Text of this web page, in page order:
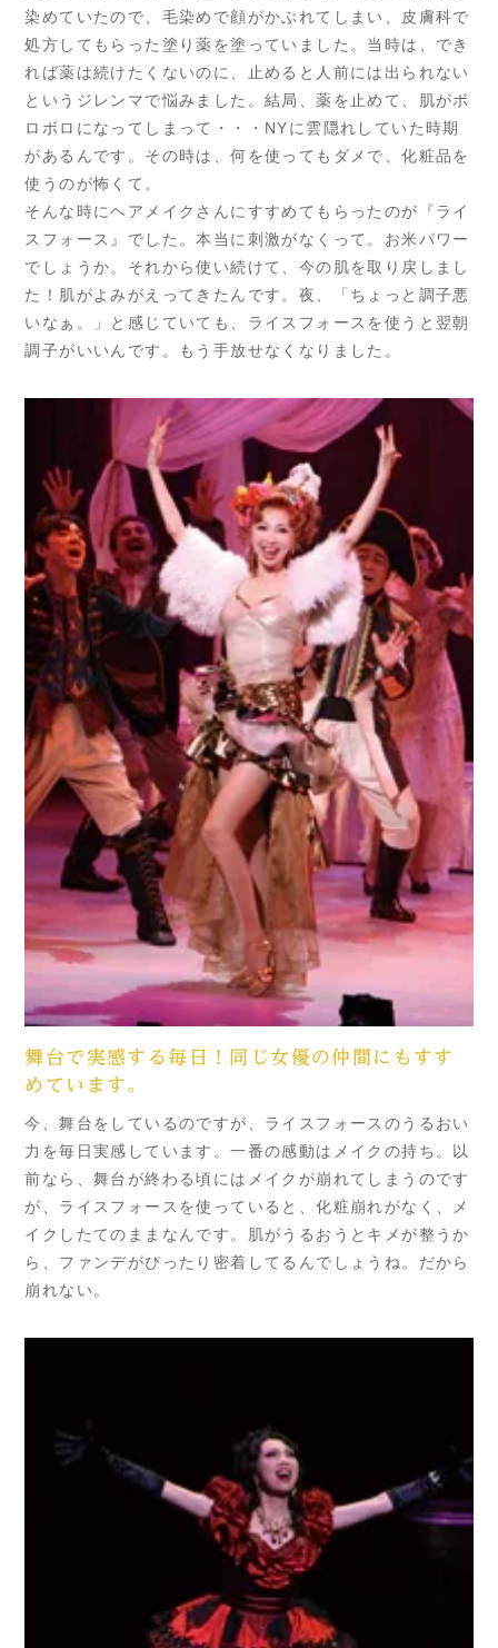
染めていたので、毛染めで顔がかぶれてしまい、皮膚科で
処方してもらった塗り薬を塗っていました。当時は、でき
れば薬は続けたくないのに、止めると人前には出られない
というジレンマで悩みました。結局、薬を止めて、肌がボ
ロボロになってしまって・・・NYに雲隠れしていた時期
があるんです。その時は、何を使ってもダメで、化粧品を
使うのが怖くて。
そんな時にヘアメイクさんにすすめてもらったのが『ライ
スフォース』でした。本当に刺激がなくって。お米パワー
でしょうか。それから使い続けて、今の肌を取り戻しまし
た！肌がよみがえってきたんです。夜、「ちょっと調子悪
いなぁ。」と感じていても、ライスフォースを使うと翌朝
調子がいいんです。もう手放せなくなりました。
舞台で実感する毎日！同じ女優の仲間にもすす
めています。
今、舞台をしているのですが、ライスフォースのうるおい
力を毎日実感しています。一番の感動はメイクの持ち。以
前なら、舞台が終わる頃にはメイクが崩れてしまうのです
が、ライスフォースを使っていると、化粧崩れがなく、メ
イクしたてのままなんです。肌がうるおうとキメが整うか
ら、ファンデがぴったり密着してるんでしょうね。だから
崩れない。